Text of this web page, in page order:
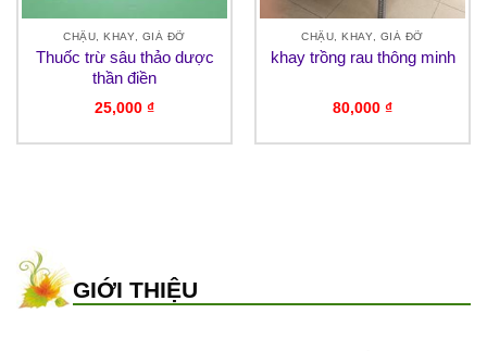
CHẬU, KHAY, GIÁ ĐỠ
Thuốc trừ sâu thảo dược
thần điền
25,000 ₫
CHẬU, KHAY, GIÁ ĐỠ
khay trồng rau thông minh
80,000 ₫
GIỚI THIỆU